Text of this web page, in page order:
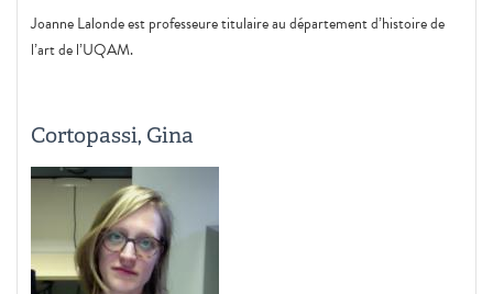
Joanne Lalonde est professeure titulaire au département d’histoire de
l’art de l’UQAM.
Cortopassi, Gina